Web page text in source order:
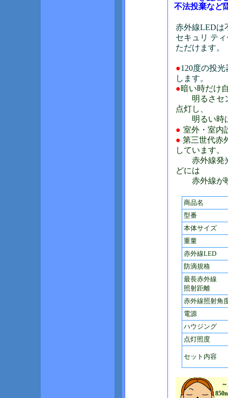
不法投棄など
赤外線LEDは
セキュリ テ
ただけます。
●120度の投
します。
●暗い時だけ
明るさセン
点灯し、
明るい時は
● 室外・室内
● 第三世代赤
しています。
赤外線発光
どには
赤外線が
商品名
型番
本体サイズ
重量
赤外線LED
防滴規格
最長赤外線
照射距離
赤外線照射角
電源
ハウジング
点灯照度
セット内容
～